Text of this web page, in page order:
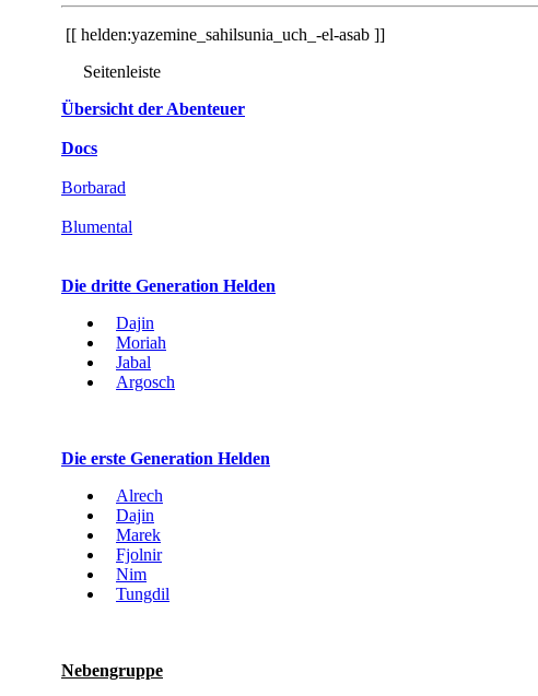
helden:yazemine_sahilsunia_uch_-el-asab
Seitenleiste
Übersicht der Abenteuer
Docs
Borbarad
Blumental
Die dritte Generation Helden
Dajin
Moriah
Jabal
Argosch
Die erste Generation Helden
Alrech
Dajin
Marek
Fjolnir
Nim
Tungdil
Nebengruppe